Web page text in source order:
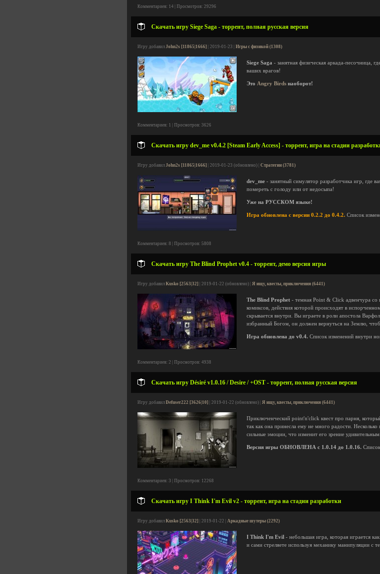
Комментариев: 14 | Просмотров: 29296
Скачать игру Siege Saga - торрент, полная русская версия
Игру добавил John2s [11865|1666] | 2019-01-23 | Игры с физикой (1308)
Siege Saga - занятная физическая аркада-песочница,
ваших врагов!
Это Angry Birds наоборот!
Комментариев: 1 | Просмотров: 3626
Скачать игру dev_me v0.4.2 [Steam Early Access] - торрент, игра на стадии
Игру добавил John2s [11865|1666] | 2019-01-23 (обновлено) | Стратегии (3781)
dev_me - занятный симулятор разработчика игр, где
помереть с голоду или от недосыпа!
Уже на РУССКОМ языке!
Игра обновлена с версии 0.2.2 до 0.4.2. Список
Комментариев: 8 | Просмотров: 5808
Скачать игру The Blind Prophet v0.4 - торрент, демо версия игры
Игру добавил Kusko [2563|32] | 2019-01-22 (обновлено) | Я ищу, квесты, приключения (6441)
The Blind Prophet - темная Point & Click адвенчура со
комиксов, действия которой происходят в
скрывается внутри. Вы играете в роли апостола
избранный Богом, он должен вернуться на Землю,
Игра обновлена до v0.4. Список изменений внутри
Комментариев: 2 | Просмотров: 4938
Скачать игру Désiré v1.0.16 / Desire / +OST - торрент, полная русская версия
Игру добавил Defuser222 [3626|10] | 2019-01-22 (обновлено) | Я ищу, квесты, приключения (6441)
Приключенческий point'n'click квест про парня,
так как она принесла ему не много радости.
сильные эмоции, что изменит его зрение удивительным
Версия игры ОБНОВЛЕНА с 1.0.14 до 1.0.16.
Комментариев: 3 | Просмотров: 12268
Скачать игру I Think I'm Evil v2 - торрент, игра на стадии разработки
Игру добавил Kusko [2563|32] | 2019-01-22 | Аркадные шутеры (2292)
I Think I'm Evil - небольшая игра, которая играется
и сами стреляете используя механику манипуляции с